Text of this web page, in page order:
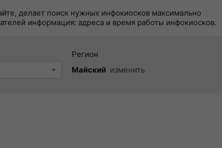
делает поиск нужных инфокиосков максимально
информация: адреса и время работы инфокиосков.
Регион
Майский изменить